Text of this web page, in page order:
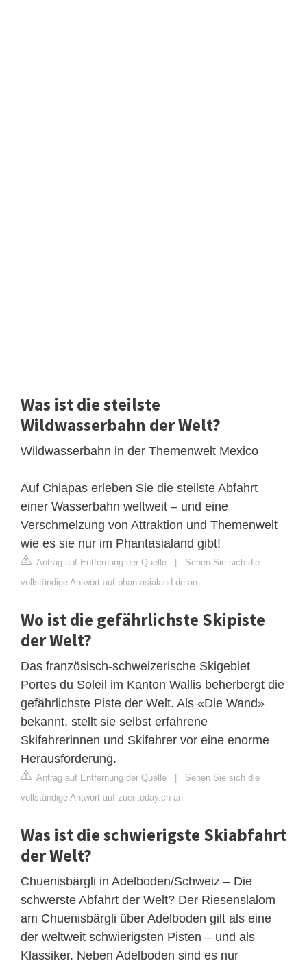
Was ist die steilste
Wildwasserbahn der Welt?
Wildwasserbahn in der Themenwelt Mexico
Auf Chiapas erleben Sie die steilste Abfahrt
einer Wasserbahn weltweit – und eine
Verschmelzung von Attraktion und Themenwelt
wie es sie nur im Phantasialand gibt!
Antrag auf Entfernung der Quelle | Sehen Sie sich die
vollständige Antwort auf phantasialand.de an
Wo ist die gefährlichste Skipiste
der Welt?
Das französisch-schweizerische Skigebiet
Portes du Soleil im Kanton Wallis beherbergt die
gefährlichste Piste der Welt. Als «Die Wand»
bekannt, stellt sie selbst erfahrene
Skifahrerinnen und Skifahrer vor eine enorme
Herausforderung.
Antrag auf Entfernung der Quelle | Sehen Sie sich die
vollständige Antwort auf zueritoday.ch an
Was ist die schwierigste Skiabfahrt
der Welt?
Chuenisbärgli in Adelboden/Schweiz – Die
schwerste Abfahrt der Welt? Der Riesenslalom
am Chuenisbärgli über Adelboden gilt als eine
der weltweit schwierigsten Pisten – und als
Klassiker. Neben Adelboden sind es nur